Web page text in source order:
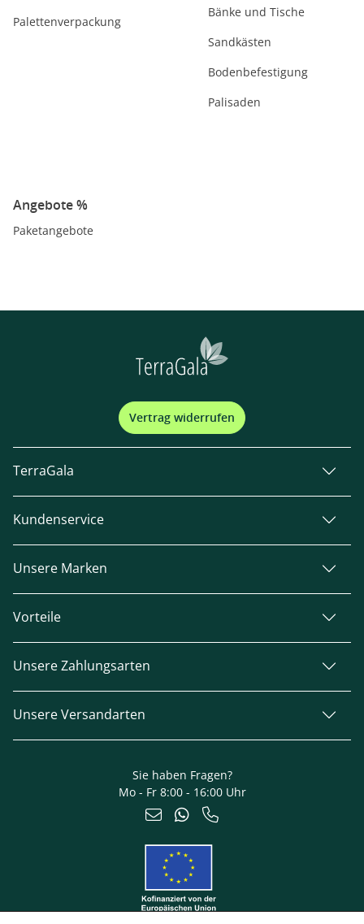
Palettenverpackung
Bänke und Tische
Sandkästen
Bodenbefestigung
Palisaden
Angebote %
Paketangebote
Vertrag widerrufen
TerraGala
Kundenservice
Unsere Marken
Vorteile
Unsere Zahlungsarten
Unsere Versandarten
Sie haben Fragen?
Mo - Fr 8:00 - 16:00 Uhr